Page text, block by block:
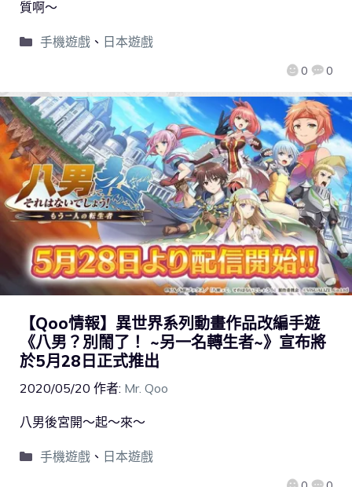
0 0
質啊～
手機遊戲、 日本遊戲
【Qoo情報】異世界系列動畫作品改編手遊
《八男？別鬧了！ ~另一名轉生者~》宣布將
於5月28日正式推出
2020/05/20 作者: Mr. Qoo
八男後宮開～起～來～
手機遊戲、 日本遊戲